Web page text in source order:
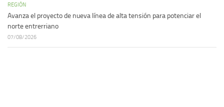
REGIÓN
Avanza el proyecto de nueva línea de alta tensión para potenciar el
norte entrerriano
07/08/2026